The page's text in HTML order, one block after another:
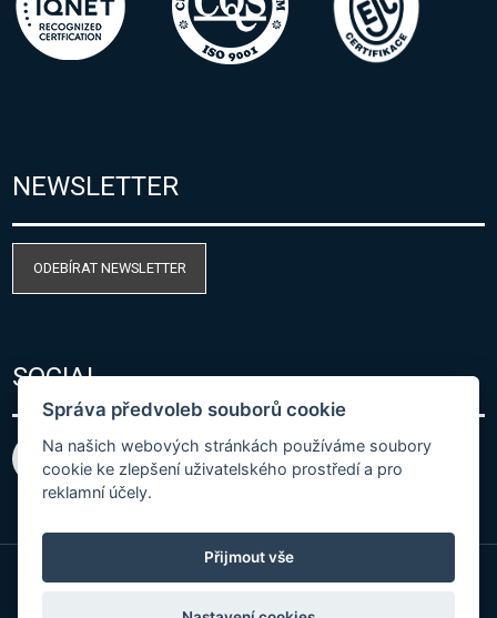
NEWSLETTER
ODEBÍRAT NEWSLETTER
SOCIAL
Správa předvoleb souborů cookie
Na našich webových stránkách používáme soubory
cookie ke zlepšení uživatelského prostředí a pro
reklamní účely.
Přijmout vše